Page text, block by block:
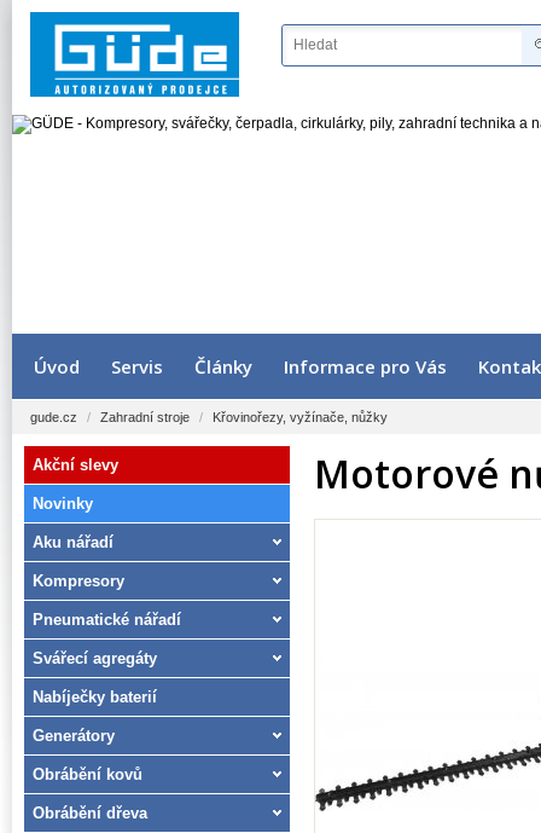
Úvod Servis Články Informace pro Vás
gude.cz / Zahradní stroje / Křovinořezy, vyžínače, nůžky
Motorové
Akční slevy
Novinky
Aku nářadí
Kompresory
Pneumatické nářadí
Svářecí agregáty
Nabíječky baterií
Generátory
Obrábění kovů
Obrábění dřeva